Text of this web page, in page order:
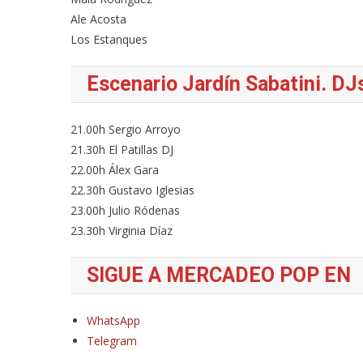
Ale Acosta
Los Estanques
Escenario Jardín Sabatini.
21.00h Sergio Arroyo
21.30h El Patillas DJ
22.00h Álex Gara
22.30h Gustavo Iglesias
23.00h Julio Ródenas
23.30h Virginia Díaz
SIGUE A MERCADEO POP EN
WhatsApp
Telegram